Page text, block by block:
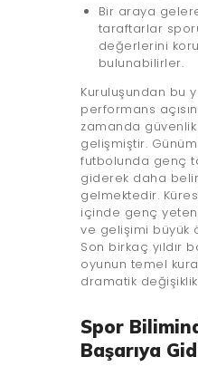
Bir araya
taraftarlar
değerlerini
bulunabilirler.
Kuruluşundan bu
performans
zamanda
gelişmiştir.
futbolunda genç
giderek daha
gelmektedir.
içinde genç
ve gelişimi büyük
Son birkaç yıldır
oyunun temel
dramatik
Spor
Başarıya